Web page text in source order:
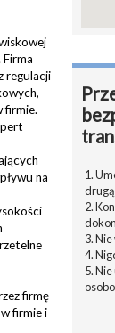
regulacji
firmie.
na
firmę
firmie i
1.
2.
3.
4.
5.